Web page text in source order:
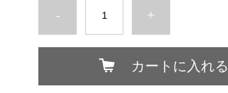
- +
カートに入れる